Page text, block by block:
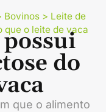
Bovinos > Leite de
que o leite de vaca
do
que o alimento